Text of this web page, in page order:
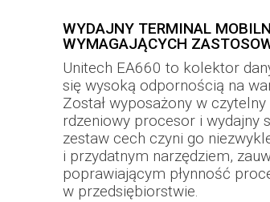
WYDAJNY TERMINAL
WYMAGAJĄCYCH
Unitech EA660 to kolektor
się wysoką odpornością na
Został wyposażony w
rdzeniowy procesor i wydajny
zestaw cech czyni go
i przydatnym narzędziem,
poprawiającym płynność
w przedsiębiorstwie.